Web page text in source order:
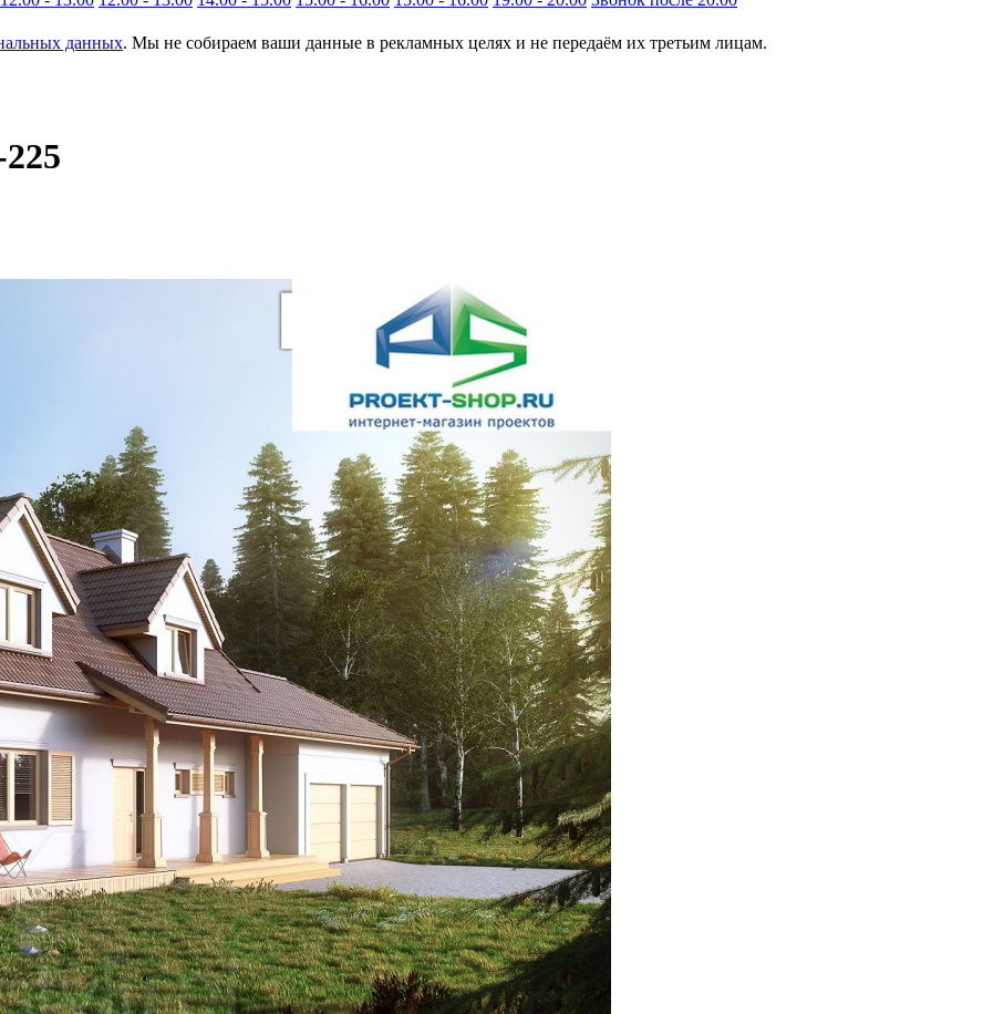
данных. Мы не собираем ваши данные в рекламных целях и не передаём их третьим лицам.